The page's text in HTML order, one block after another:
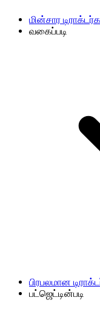
மின்சார
வகைப்படி
பிரபலமான
பட்ஜெட்டின்படி